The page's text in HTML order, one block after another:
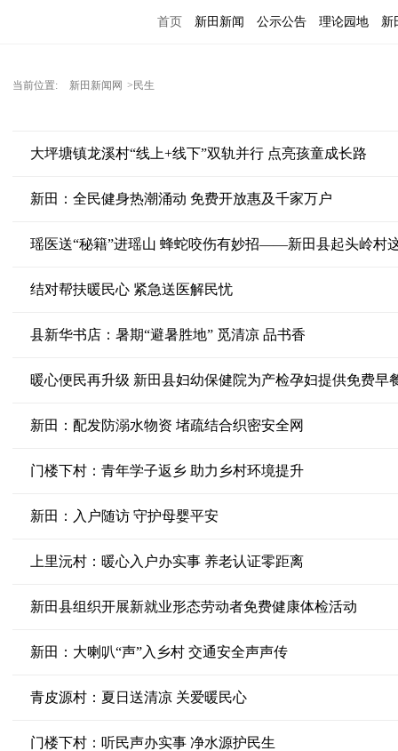
首页 新田新闻 公示公告 理论园地 新
当前位置: 新田新闻网 >民生
大坪塘镇龙溪村“线上+线下”双轨并行 点亮孩童成长路
新田：全民健身热潮涌动 免费开放惠及千家万户
瑶医送“秘籍”进瑶山 蜂蛇咬伤有妙招——新田县起头岭村
结对帮扶暖民心 紧急送医解民忧
县新华书店：暑期“避暑胜地” 觅清凉 品书香
暖心便民再升级 新田县妇幼保健院为产检孕妇提供免费早
新田：配发防溺水物资 堵疏结合织密安全网
门楼下村：青年学子返乡 助力乡村环境提升
新田：入户随访 守护母婴平安
上里沅村：暖心入户办实事 养老认证零距离
新田县组织开展新就业形态劳动者免费健康体检活动
新田：大喇叭“声”入乡村 交通安全声声传
青皮源村：夏日送清凉 关爱暖民心
门楼下村：听民声办实事 净水源护民生